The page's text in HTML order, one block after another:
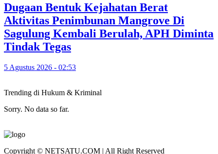
Dugaan Bentuk Kejahatan Berat
Aktivitas Penimbunan Mangrove Di
Sagulung Kembali Berulah, APH Diminta
Tindak Tegas
5 Agustus 2026 - 02:53
Trending di Hukum & Kriminal
Sorry. No data so far.
Copyright © NETSATU.COM | All Right Reserved